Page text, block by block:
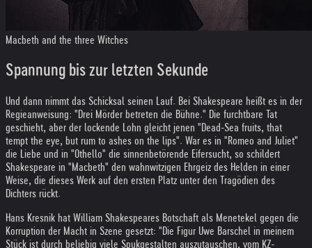
Macbeth and the three Witches
Spannung bis zur letzten Sekunde
Und dann nimmt das Schicksal seinen Lauf. Bei Shakespeare heißt es in der
Regieanweisung: "Drei Mörder betreten die Bühne." Die furchtbare Tat
geschieht, aber der lockende Lohn gleicht jenen "Dead-Sea fruits, that
tempt the eye, but rum to ashes on the lips". War es in "Romeo and Juliet"
die Liebe und in "Othello" die sinnenbetörende Eifersucht, so schildert
Shakespeare in "Macbeth" den wahnwitzigen Ehrgeiz des Helden in einer
Weise, die dieses Werk auf den ersten Platz unter den Tragödien des
Dichters rückt.
Hans Kresnik hat William Shakespeares Botschaft als Menetekel gegen die
Korruption der Macht in Szene gesetzt: "Die Figur Uwe Barschel in meinem
Stück ist durch beliebig viele Spukgestalten auszutauschen, vom KZ-